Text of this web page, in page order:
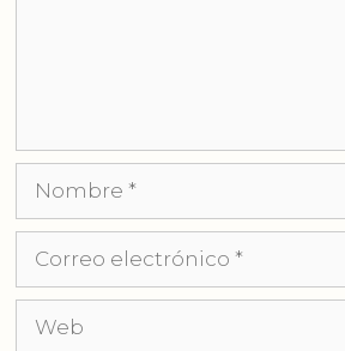
electrónico